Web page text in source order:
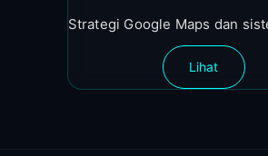
Strategi Google Maps dan
Lihat